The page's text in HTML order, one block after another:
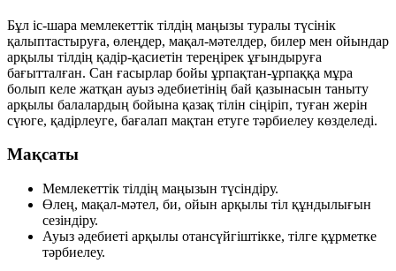
Бұл іс-шара мемлекеттік тілдің маңызы туралы түсінік
қалыптастыруға, өлеңдер, мақал-мәтелдер, билер мен ойындар
арқылы тілдің қадір-қасиетін тереңірек ұғындыруға
бағытталған. Сан ғасырлар бойы ұрпақтан-ұрпаққа мұра
болып келе жатқан ауыз әдебиетінің бай қазынасын таныту
арқылы балалардың бойына қазақ тілін сіңіріп, туған жерін
сүюге, қадірлеуге, бағалап мақтан етуге тәрбиелеу көзделеді.
Мақсаты
Мемлекеттік тілдің маңызын түсіндіру.
Өлең, мақал-мәтел, би, ойын арқылы тіл құндылығын
сезіндіру.
Ауыз әдебиеті арқылы отансүйгіштікке, тілге құрметке
тәрбиелеу.